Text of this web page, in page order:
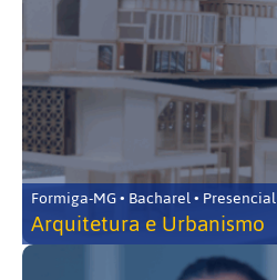
Formiga-MG • Bacharel • Presencial
Arquitetura e Urbanismo